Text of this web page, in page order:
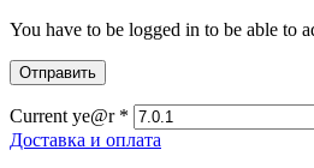
You have to be logged in to be able to
Current ye@r *
Доставка и оплата